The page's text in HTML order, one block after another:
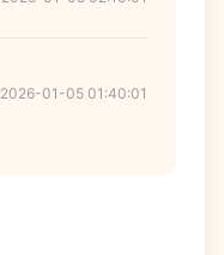
2026-01-05 01:40:01